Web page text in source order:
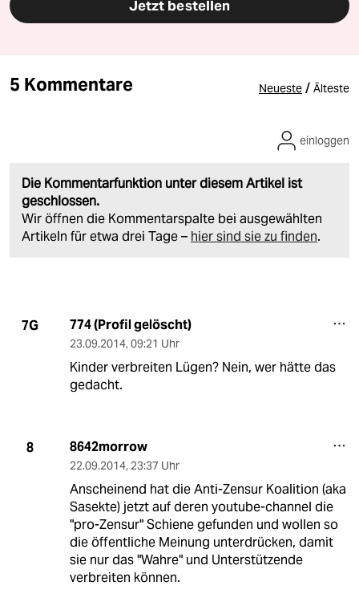
Jetzt bestellen
5 Kommentare Neueste / Älteste
Die Kommentarfunktion unter diesem Artikel ist
geschlossen.
Wir öffnen die Kommentarspalte bei ausgewählten
Artikeln für etwa drei Tage – hier sind sie zu finden.
einloggen
7G 774 (Profil gelöscht)
23.09.2014, 09:21 Uhr
Kinder verbreiten Lügen? Nein, wer hätte das
gedacht.
8 8642morrow
22.09.2014, 23:37 Uhr
Anscheinend hat die Anti-Zensur Koalition (aka
Sasekte) jetzt auf deren youtube-channel die
"pro-Zensur" Schiene gefunden und wollen so
die öffentliche Meinung unterdrücken, damit
sie nur das "Wahre" und Unterstützende
verbreiten können.